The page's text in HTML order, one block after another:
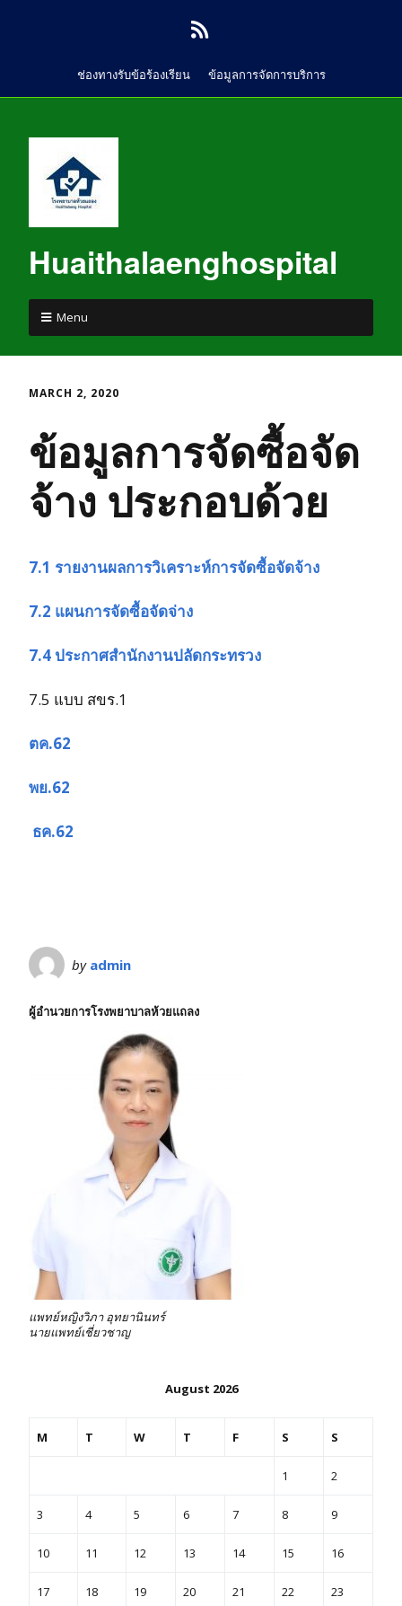
ช่องทางรับข้อร้องเรียน ข้อมูลการจัดการบริการ
Huaithalaenghospital
Menu
MARCH 2, 2020
ข้อมูลการจัดซื้อจัด
จ้าง ประกอบด้วย
7.1 รายงานผลการวิเคราะห์การจัดซื้อจัดจ้าง
7.2 แผนการจัดซื้อจัดจ่าง
7.4 ประกาศสำนักงานปลัดกระทรวง
7.5 แบบ สขร.1
ตค.62
พย.62
ธค.62
by admin
ผู้อำนวยการโรงพยาบาลห้วยแถลง
แพทย์หญิงวิภา อุทยานินทร์
นายแพทย์เชี่ยวชาญ
August 2026
M T W T F S S
1 2
3 4 5 6 7 8 9
10 11 12 13 14 15 16
17 18 19 20 21 22 23